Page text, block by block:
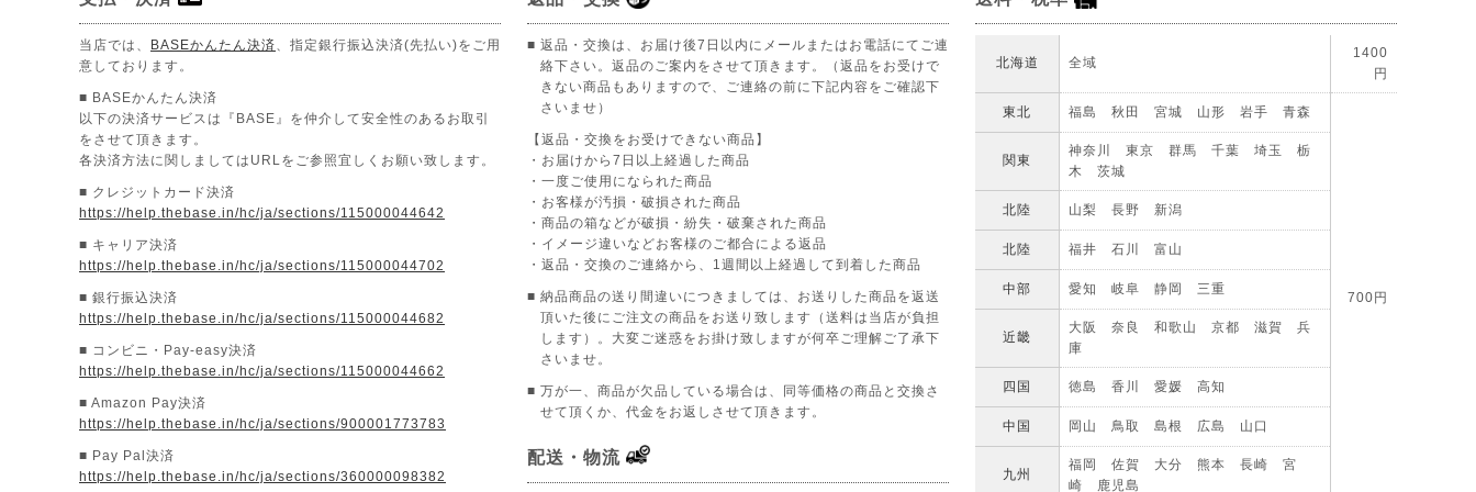
当店では、 BASEかんたん決済 、指定銀行振込決済(先払い)をご用
意しております。
■ BASEかんたん決済
以下の決済サービスは『BASE』を仲介して安全性のあるお取引
をさせて頂きます。
各決済方法に関しましてはURLをご参照宜しくお願い致します。
■ クレジットカード決済
https://help.thebase.in/hc/ja/sections/115000044642
■ キャリア決済
https://help.thebase.in/hc/ja/sections/115000044702
■ 銀行振込決済
https://help.thebase.in/hc/ja/sections/115000044682
■ コンビニ・Pay-easy決済
https://help.thebase.in/hc/ja/sections/115000044662
■ Amazon Pay決済
https://help.thebase.in/hc/ja/sections/900001773783
■ Pay Pal決済
https://help.thebase.in/hc/ja/sections/360000098382
■ 返品・交換は、お届け後7日以内にメールまたはお電話にてご連
絡下さい。返品のご案内をさせて頂きます。（返品をお受けで
きない商品もありますので、ご連絡の前に下記内容をご確認下
さいませ）
【返品・交換をお受けできない商品】
・お届けから7日以上経過した商品
・一度ご使用になられた商品
・お客様が汚損・破損された商品
・商品の箱などが破損・紛失・破棄された商品
・イメージ違いなどお客様のご都合による返品
・返品・交換のご連絡から、1週間以上経過して到着した商品
■ 納品商品の送り間違いにつきましては、お送りした商品を返送
頂いた後にご注文の商品をお送り致します（送料は当店が負担
します）。大変ご迷惑をお掛け致しますが何卒ご理解ご了承下
さいませ。
■ 万が一、商品が欠品している場合は、同等価格の商品と交換さ
せて頂くか、代金をお返しさせて頂きます。
配送・物流
北海道 全域
1400
円
東北 福島 秋田 宮城 山形 岩手 青森
700円
関東
神奈川 東京 群馬 千葉 埼玉 栃
木 茨城
北陸 山梨 長野 新潟
北陸 福井 石川 富山
中部 愛知 岐阜 静岡 三重
近畿
大阪 奈良 和歌山 京都 滋賀 兵
庫
四国 徳島 香川 愛媛 高知
中国 岡山 鳥取 島根 広島 山口
九州
福岡 佐賀 大分 熊本 長崎 宮
崎 鹿児島